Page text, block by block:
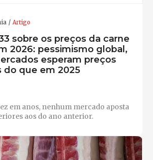
Artigo
sobre os preços da carne
2026: pessimismo global,
esperam preços
do que em 2025
em anos, nenhum mercado aposta
aos do ano anterior.